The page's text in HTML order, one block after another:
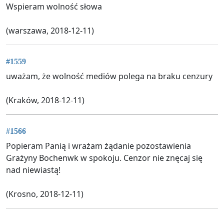
Wspieram wolność słowa
(warszawa, 2018-12-11)
#1559
uważam, że wolność mediów polega na braku cenzury
(Kraków, 2018-12-11)
#1566
Popieram Panią i wrażam żądanie pozostawienia
Grażyny Bochenwk w spokoju. Cenzor nie znęcaj się
nad niewiastą!
(Krosno, 2018-12-11)